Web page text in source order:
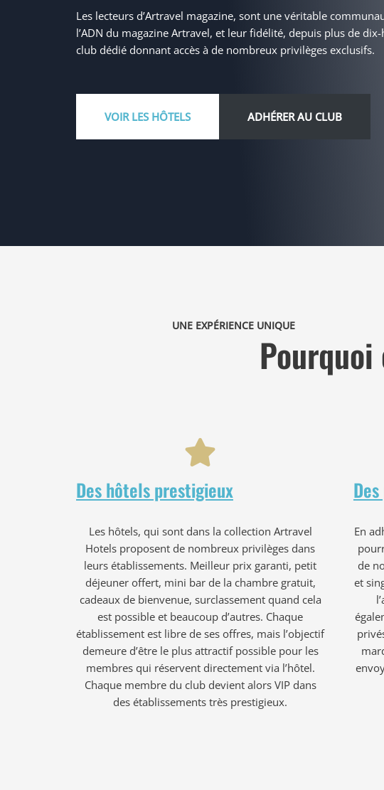
Les lecteurs d’Artravel magazine, sont une véritable
l’ADN du magazine Artravel, et leur fidélité, depuis plus de
club dédié donnant accès à de nombreux privilèges exclusifs.
VOIR LES HÔTELS ADHÉRER AU CLUB
UNE EXPÉRIENCE UNIQUE
Des hôtels prestigieux
Les hôtels, qui sont dans la collection Artravel
Hotels proposent de nombreux privilèges dans
leurs établissements. Meilleur prix garanti, petit
déjeuner offert, mini bar de la chambre gratuit,
cadeaux de bienvenue, surclassement quand cela
est possible et beaucoup d’autres. Chaque
établissement est libre de ses offres, mais l’objectif
demeure d’être le plus attractif possible pour les
membres qui réservent directement via l’hôtel.
Chaque membre du club devient alors VIP dans
des établissements très prestigieux.
En
de
et